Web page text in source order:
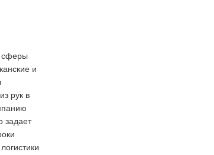
сферы
и
рук в
задает